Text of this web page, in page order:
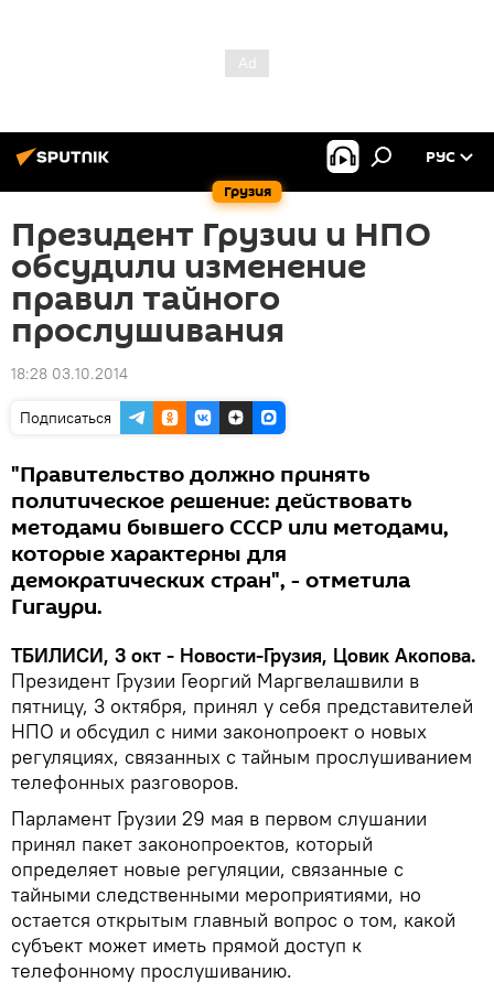
Грузия
РУС
Президент Грузии и НПО
обсудили изменение
правил тайного
прослушивания
18:28 03.10.2014
Подписаться
"Правительство должно принять
политическое решение: действовать
методами бывшего СССР или методами,
которые характерны для
демократических стран", - отметила
Гигаури.
ТБИЛИСИ, 3 окт - Новости-Грузия, Цовик Акопова.
Президент Грузии Георгий Маргвелашвили в
пятницу, 3 октября, принял у себя представителей
НПО и обсудил с ними законопроект о новых
регуляциях, связанных с тайным прослушиванием
телефонных разговоров.
Парламент Грузии 29 мая в первом слушании
принял пакет законопроектов, который
определяет новые регуляции, связанные с
тайными следственными мероприятиями, но
остается открытым главный вопрос о том, какой
субъект может иметь прямой доступ к
телефонному прослушиванию.